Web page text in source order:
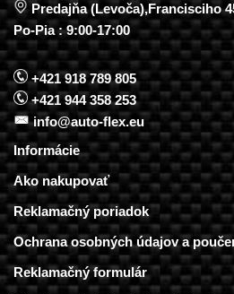
Predajňa (Levoča),Francisciho
Po-Pia : 9:00-17:00
+421 918 789 805
+421 944 358 253
info@auto-flex.eu
Informácie
Ako nakupovať
Reklamačný poriadok
Ochrana osobných údajov a
Reklamačný formulár